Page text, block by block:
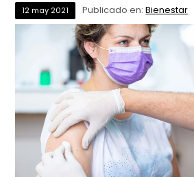
12 may 2021 Publicado en:Bienestar